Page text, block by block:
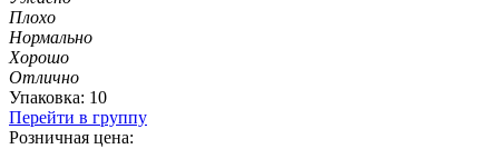
Плохо
Нормально
Хорошо
Отлично
Упаковка: 10
Перейти в группу
Розничная цена: